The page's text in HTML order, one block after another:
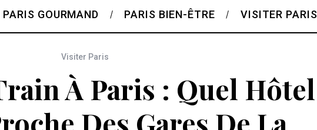
PARIS GOURMAND PARIS BIEN-ÊTRE VISITER PARIS
Visiter Paris
À Paris : Quel Hôtel